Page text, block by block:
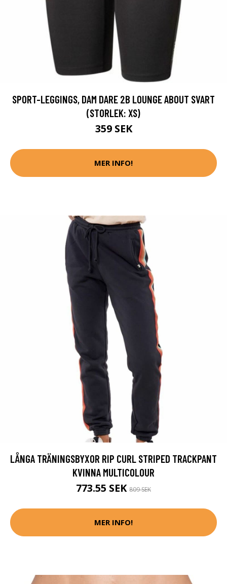
SPORT-LEGGINGS, DAM DARE 2B LOUNGE ABOUT SVART
(STORLEK: XS)
359 SEK
MER INFO!
LÅNGA TRÄNINGSBYXOR RIP CURL STRIPED TRACKPANT
KVINNA MULTICOLOUR
773.55 SEK 809 SEK
MER INFO!